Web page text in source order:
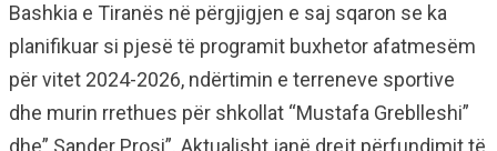
Bashkia e Tiranës në përgjigjen e saj sqaron se ka
planifikuar si pjesë të programit buxhetor afatmesëm
për vitet 2024-2026, ndërtimin e terreneve sportive
dhe murin rrethues për shkollat “Mustafa Greblleshi”
dhe” Sander Prosi”. Aktualisht janë drejt përfundimit të